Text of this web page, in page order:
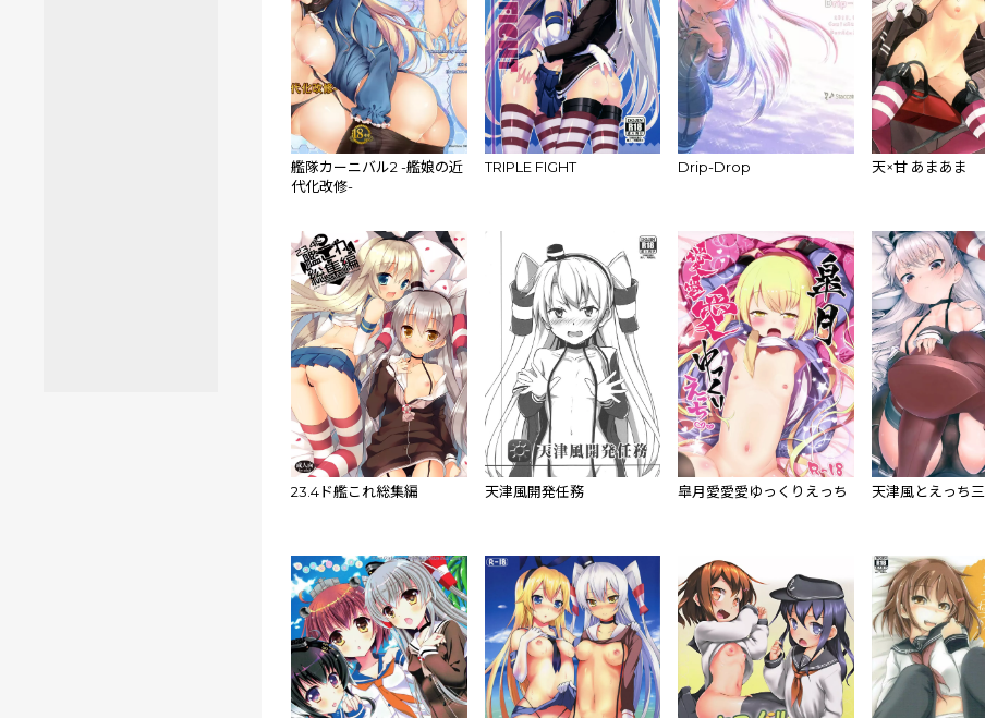
艦隊カーニバル2 -艦娘の近
代化改修-
TRIPLE FIGHT Drip-Drop 天×甘 あまあま
23.4ド艦これ総集編 天津風開発任務 皐月愛愛愛ゆっくりえっち 天津風とえっち